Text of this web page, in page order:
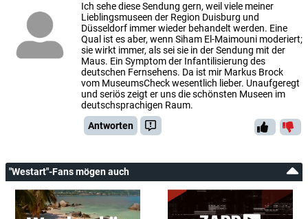
Ich sehe diese Sendung gern, weil viele meiner
Lieblingsmuseen der Region Duisburg und
Düsseldorf immer wieder behandelt werden. Eine
Qual ist es aber, wenn Siham El-Maimouni moderiert;
sie wirkt immer, als sei sie in der Sendung mit der
Maus. Ein Symptom der Infantilisierung des
deutschen Fernsehens. Da ist mir Markus Brock
vom MuseumsCheck wesentlich lieber. Unaufgeregt
und seriös zeigt er uns die schönsten Museen im
deutschsprachigen Raum.
Antworten
"Westart"-Fans mögen auch